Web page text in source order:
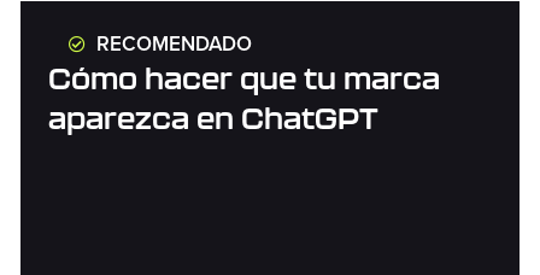
RECOMENDADO
Cómo hacer que tu marca
aparezca en ChatGPT